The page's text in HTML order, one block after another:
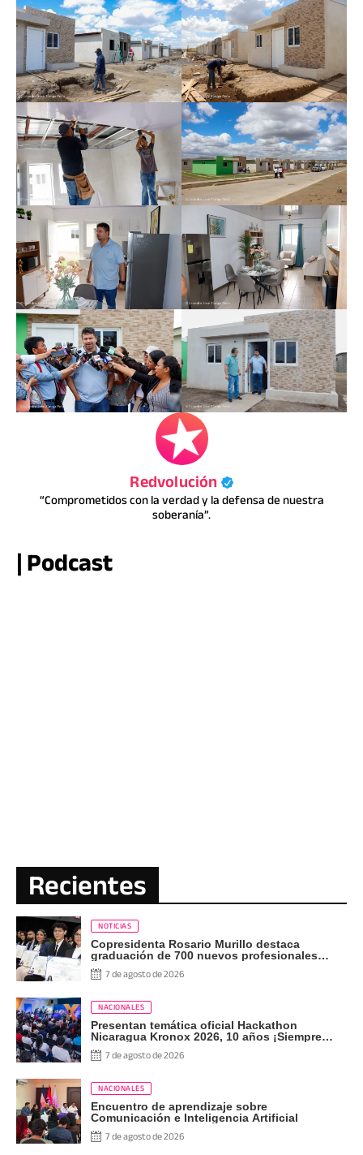
Redvolución
“Comprometidos con la verdad y la defensa de nuestra
soberanía”.
| Podcast
Recientes
NOTICIAS
Copresidenta Rosario Murillo destaca
graduación de 700 nuevos profesionales
Pueblo Presidente
7 de agosto de 2026
NACIONALES
Presentan temática oficial Hackathon
Nicaragua Kronox 2026, 10 años ¡Siempre
Más Allá!
7 de agosto de 2026
NACIONALES
Encuentro de aprendizaje sobre
Comunicación e Inteligencia Artificial
7 de agosto de 2026